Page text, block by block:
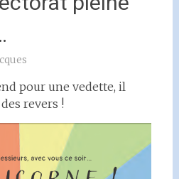
pour une vedette, il
revers !